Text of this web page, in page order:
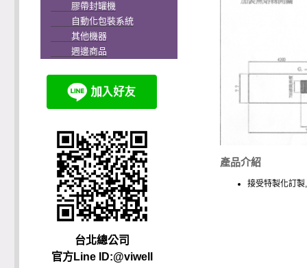
膠帶封罐機
自動化包裝系統
其他機器
週邊商品
台北總公司
官方Line ID:@viwell
產品介紹
接受特製化訂